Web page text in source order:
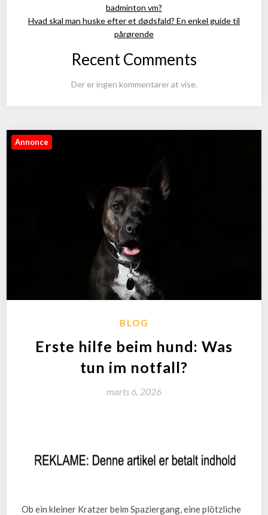
badminton vm?
Hvad skal man huske efter et dødsfald? En enkel guide til
pårørende
Recent Comments
Der er ingen kommentarer at vise.
Annonce
BLOG
Erste hilfe beim hund: Was
tun im notfall?
marts 6, 2026
Ob ein kleiner Kratzer beim Spaziergang, eine plötzliche